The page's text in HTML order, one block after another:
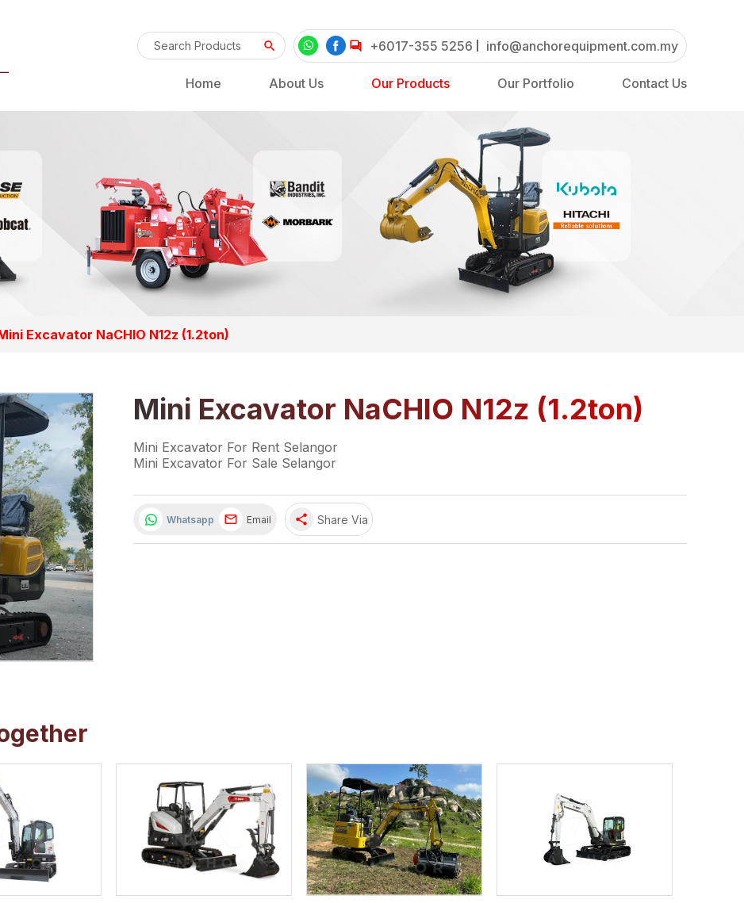
+6017-355 5256 info@anchorequipment.com.my
Home About Us Our Products Our Portfolio Contact Us
Excavator NaCHIO N12z (1.2ton)
Mini Excavator NaCHIO N12z (1.2ton)
Mini Excavator For Rent Selangor
Mini Excavator For Sale Selangor
Whatsapp Email share Share Via